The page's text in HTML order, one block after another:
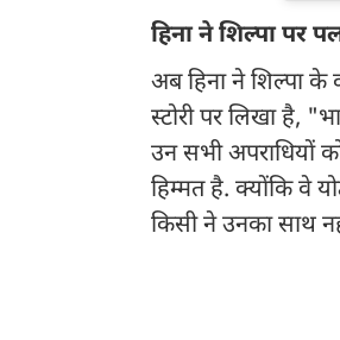
हिना ने शिल्पा पर
अब हिना ने शिल्पा के
स्टोरी पर लिखा है,
उन सभी अपराधियों
हिम्मत है. क्योंकि वे
किसी ने उनका साथ